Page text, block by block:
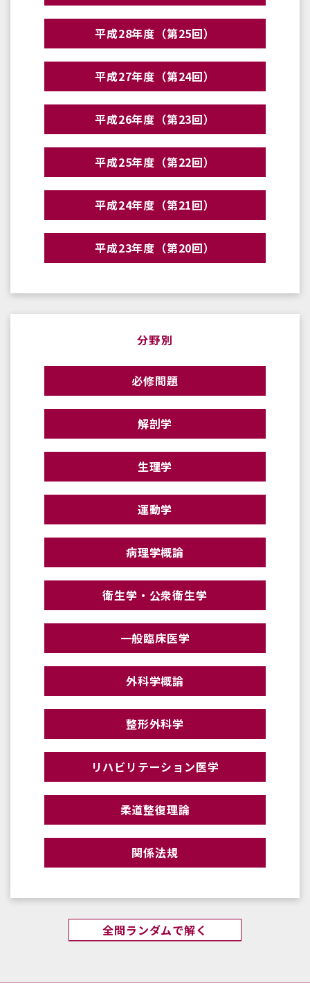
平成28年度（第25回）
平成27年度（第24回）
平成26年度（第23回）
平成25年度（第22回）
平成24年度（第21回）
平成23年度（第20回）
分野別
必修問題
解剖学
生理学
運動学
病理学概論
衛生学・公衆衛生学
一般臨床医学
外科学概論
整形外科学
リハビリテーション医学
柔道整復理論
関係法規
全問ランダムで解く